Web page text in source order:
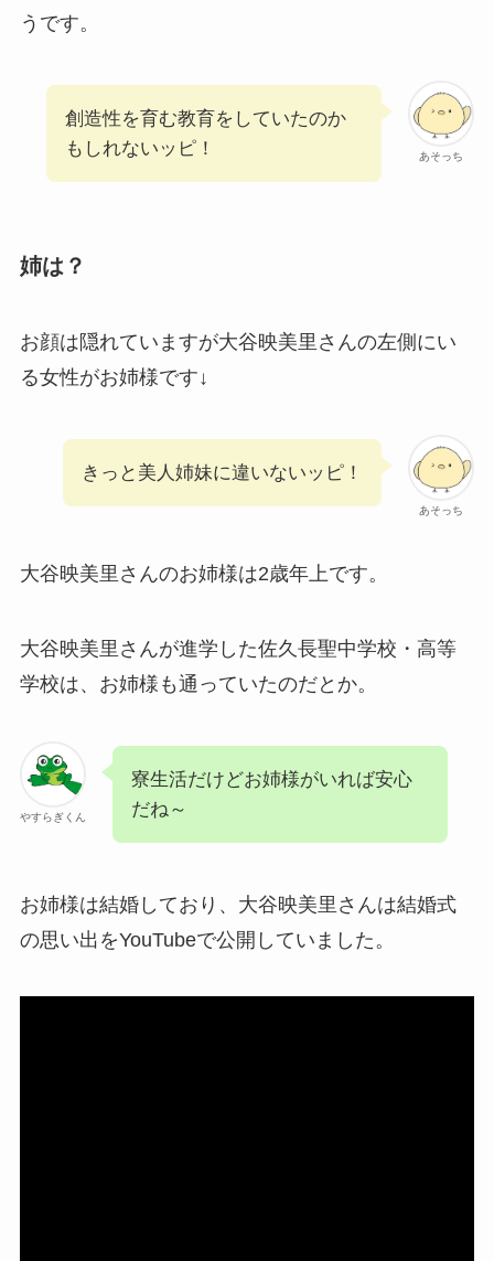
うです。
あそっち
創造性を育む教育をしていたのか
もしれないッピ！
姉は？
お顔は隠れていますが大谷映美里さんの左側にい
る女性がお姉様です↓
あそっち
きっと美人姉妹に違いないッピ！
大谷映美里さんのお姉様は2歳年上です。
大谷映美里さんが進学した佐久長聖中学校・高等
学校は、お姉様も通っていたのだとか。
やすらぎくん
寮生活だけどお姉様がいれば安心
だね～
お姉様は結婚しており、大谷映美里さんは結婚式
の思い出をYouTubeで公開していました。